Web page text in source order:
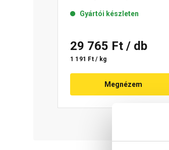
E 25 kg
Gyártói készleten
29 765 Ft / db
1 191 Ft / kg
Megnézem